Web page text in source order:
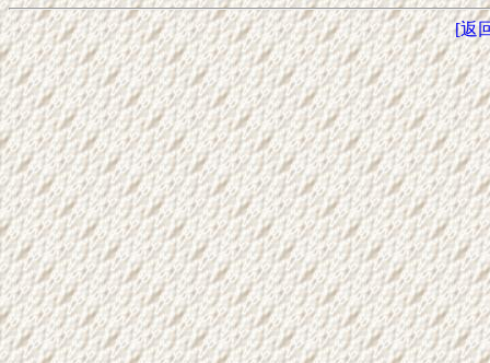
[返